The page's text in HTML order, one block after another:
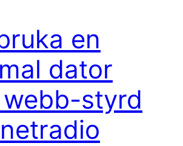
en
dator
styrd